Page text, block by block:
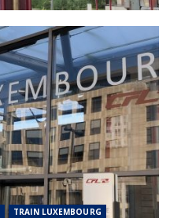
TRAIN LUXEMBOURG